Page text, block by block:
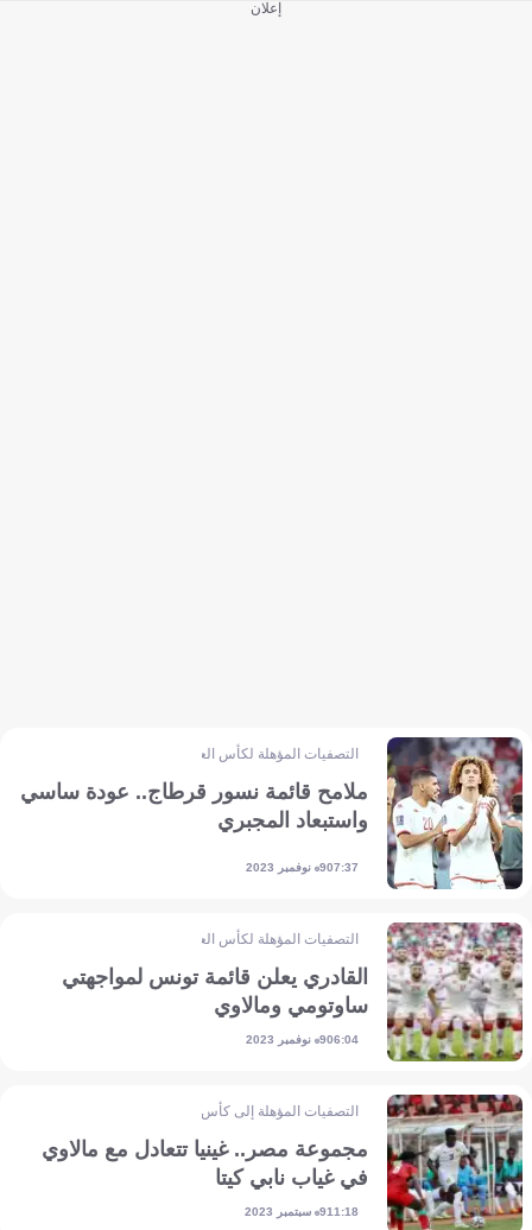
إعلان
التصفيات المؤهلة لكأس العالم - إفريقيا
ملامح قائمة نسور قرطاج.. عودة ساسي
واستبعاد المجبري
07:379 نوفمبر 2023
التصفيات المؤهلة لكأس العالم - إفريقيا
القادري يعلن قائمة تونس لمواجهتي
ساوتومي ومالاوي
06:049 نوفمبر 2023
التصفيات المؤهلة إلى كأس أمم إفريقيا
مجموعة مصر.. غينيا تتعادل مع مالاوي
في غياب نابي كيتا
11:189 سبتمبر 2023